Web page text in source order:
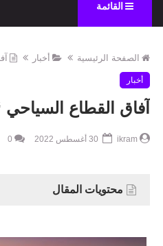
القائمة
الصفحة الرئيسية أخبار
أخبار
آفاق القطاع
ikram
0
محتويات المقال